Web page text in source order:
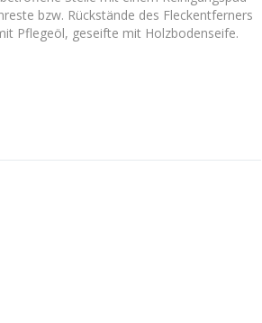
bzw. Rückstände des Fleckentferners
Pflegeöl, geseifte mit Holzbodenseife.